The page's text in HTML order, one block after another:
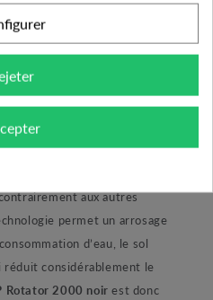
Rotator 2000 noirest
célèbre pour son efficacité
consommation d’eau la
sur le marché de
série Mp Rotator sont des
tuyères, elles possèdent
en matière d’arrosage.
aux autres
permet un arrosage
d’eau, le sol
réduit considérablement le
Rotator 2000 noir est donc